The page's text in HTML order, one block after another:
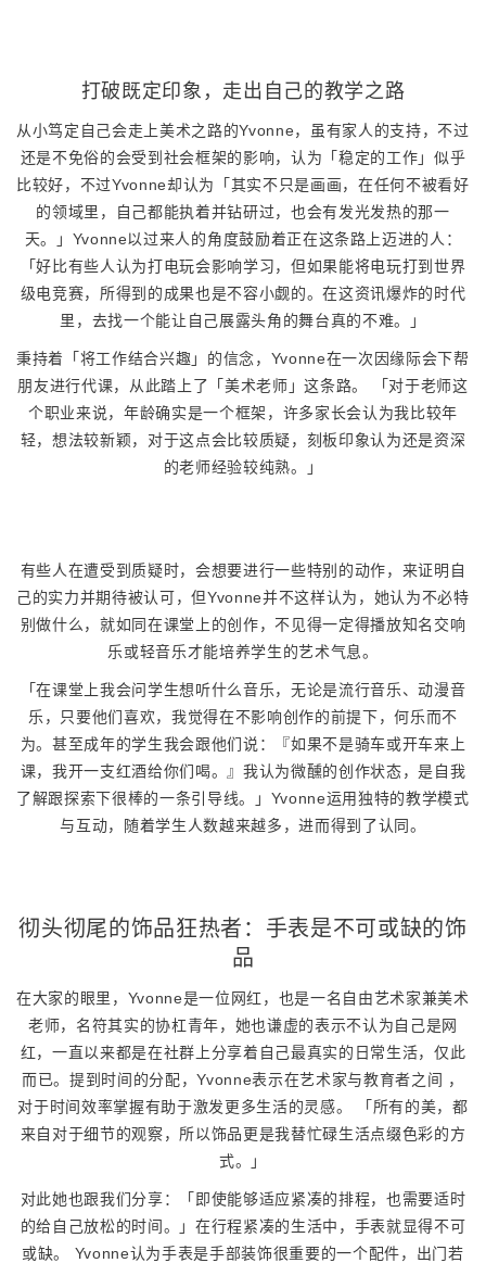
打破既定印象，走出自己的教学之路
从小笃定自己会走上美术之路的Yvonne，虽有家人的支持，不过
还是不免俗的会受到社会框架的影响，认为「稳定的工作」似乎
比较好，不过Yvonne却认为「其实不只是画画，在任何不被看好
的领域里，自己都能执着并钻研过，也会有发光发热的那一
天。」Yvonne以过来人的角度鼓励着正在这条路上迈进的人：
「好比有些人认为打电玩会影响学习，但如果能将电玩打到世界
级电竞赛，所得到的成果也是不容小觑的。在这资讯爆炸的时代
里，去找一个能让自己展露头角的舞台真的不难。」
秉持着「将工作结合兴趣」的信念，Yvonne在一次因缘际会下帮
朋友进行代课，从此踏上了「美术老师」这条路。 「对于老师这
个职业来说，年龄确实是一个框架，许多家长会认为我比较年
轻，想法较新颖，对于这点会比较质疑，刻板印象认为还是资深
的老师经验较纯熟。」
有些人在遭受到质疑时，会想要进行一些特别的动作，来证明自
己的实力并期待被认可，但Yvonne并不这样认为，她认为不必特
别做什么，就如同在课堂上的创作，不见得一定得播放知名交响
乐或轻音乐才能培养学生的艺术气息。
「在课堂上我会问学生想听什么音乐，无论是流行音乐、动漫音
乐，只要他们喜欢，我觉得在不影响创作的前提下，何乐而不
为。甚至成年的学生我会跟他们说：『如果不是骑车或开车来上
课，我开一支红酒给你们喝。』我认为微醺的创作状态，是自我
了解跟探索下很棒的一条引导线。」Yvonne运用独特的教学模式
与互动，随着学生人数越来越多，进而得到了认同。
彻头彻尾的饰品狂热者：手表是不可或缺的饰
品
在大家的眼里，Yvonne是一位网红，也是一名自由艺术家兼美术
老师，名符其实的协杠青年，她也谦虚的表示不认为自己是网
红，一直以来都是在社群上分享着自己最真实的日常生活，仅此
而已。提到时间的分配，Yvonne表示在艺术家与教育者之间 ，
对于时间效率掌握有助于激发更多生活的灵感。 「所有的美，都
来自对于细节的观察，所以饰品更是我替忙碌生活点缀色彩的方
式。」
对此她也跟我们分享：「即使能够适应紧凑的排程，也需要适时
的给自己放松的时间。」在行程紧凑的生活中，手表就显得不可
或缺。 Yvonne认为手表是手部装饰很重要的一个配件，出门若